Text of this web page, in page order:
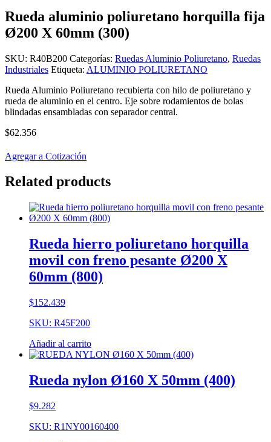
Rueda aluminio poliuretano horquilla fija
Ø200 X 60mm (300)
SKU: R40B200 Categorías: Ruedas Aluminio Poliuretano, Ruedas
Industriales Etiqueta: ALUMINIO POLIURETANO
Rueda Aluminio Poliuretano recubierta con hilo de poliuretano y
rueda de aluminio en el centro. Eje sobre rodamientos de bolas
blindadas ensambladas con separador central.
$62.356
Agregar a Cotización
Related products
Rueda hierro poliuretano horquilla
movil con freno pesante Ø200 X
60mm (800)
$152.439
SKU: R45F200
Añadir al carrito
Rueda nylon Ø160 X 50mm (400)
$9.282
SKU: R1NY00160400